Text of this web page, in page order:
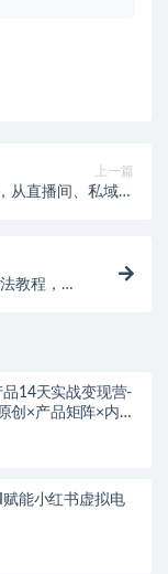
上一篇
从直播间、私域、
教程，仅
品14天实战变现营-
创×产品矩阵×内容
赋能小红书虚拟电